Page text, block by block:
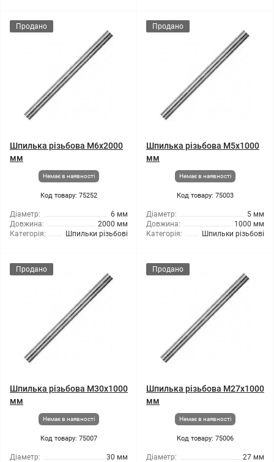
Продано
Шпилька різьбова M6x2000
мм
Немає в наявності
Код товару: 75252
Діаметр:
6 мм
Довжина:
2000 мм
Категорія:
Шпильки різьбові
Продано
Шпилька різьбова M5x1000
мм
Немає в наявності
Код товару: 75003
Діаметр:
5 мм
Довжина:
1000 мм
Категорія:
Шпильки різьбові
Продано
Шпилька різьбова M30x1000
мм
Немає в наявності
Код товару: 75007
Діаметр:
30 мм
Продано
Шпилька різьбова M27x1000
мм
Немає в наявності
Код товару: 75006
Діаметр:
27 мм